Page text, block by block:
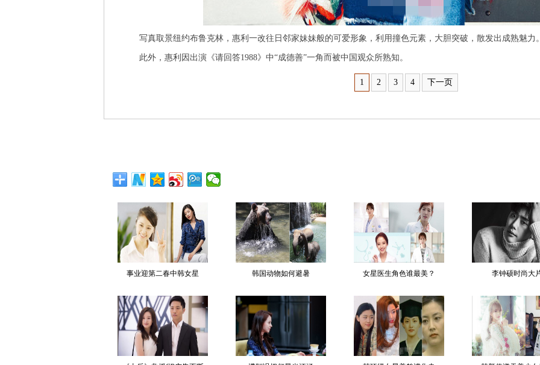
写真取景纽约布鲁克林，惠利一改往日邻家妹妹般的可爱形象，利用撞色元素，大胆突破，散发出成熟魅力
此外，惠利因出演《请回答1988》中“成德善”一角而被中国观众所熟知。
1 2 3 4 下一页
事业迎第二春中韩女星 韩国动物如何避暑 女星医生角色谁最美？ 李钟硕时尚大